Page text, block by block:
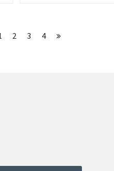
2 3 4